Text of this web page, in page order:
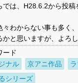
では、H28.6.2から投稿
々わからない事も多く
かと思いますが、よろ
ード
ナル
京アニ作品
シリーズ